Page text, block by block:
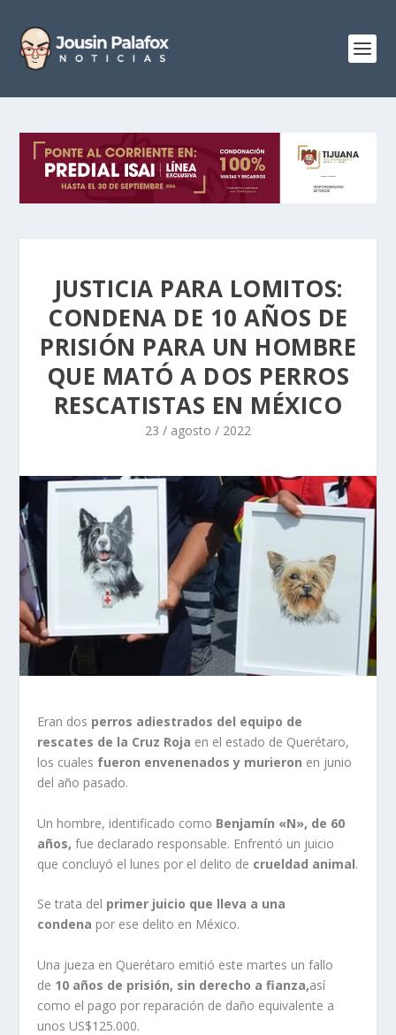
JUSTICIA PARA LOMITOS:
CONDENA DE 10 AÑOS DE
PRISIÓN PARA UN HOMBRE
QUE MATÓ A DOS PERROS
RESCATISTAS EN MÉXICO
23 / agosto / 2022
Eran dos perros adiestrados del equipo de
rescates de la Cruz Roja en el estado de Querétaro,
los cuales fueron envenenados y murieron en junio
del año pasado.
Un hombre, identificado como Benjamín «N», de 60
años, fue declarado responsable. Enfrentó un juicio
que concluyó el lunes por el delito de crueldad animal.
Se trata del primer juicio que lleva a una
condena por ese delito en México.
Una jueza en Querétaro emitió este martes un fallo
de 10 años de prisión, sin derecho a fianza,así
como el pago por reparación de daño equivalente a
unos US$125.000.